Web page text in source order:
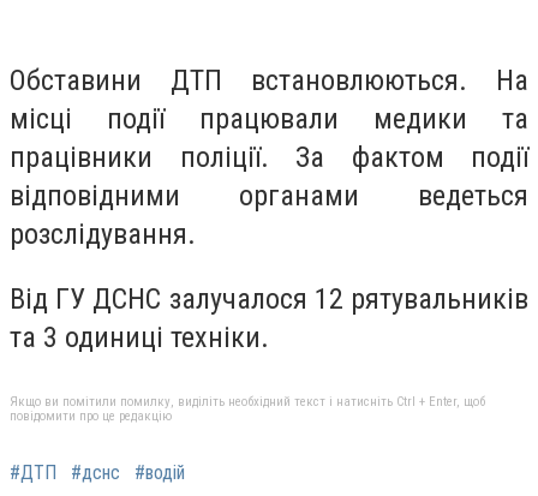
Обставини ДТП встановлюються. На
місці події працювали медики та
працівники поліції. За фактом події
відповідними органами ведеться
розслідування.
Від ГУ ДСНС залучалося 12 рятувальників
та 3 одиниці техніки.
Якщо ви помітили помилку, виділіть необхідний текст і натисніть Ctrl + Enter, щоб
повідомити про це редакцію
#ДТП #дснс #водій